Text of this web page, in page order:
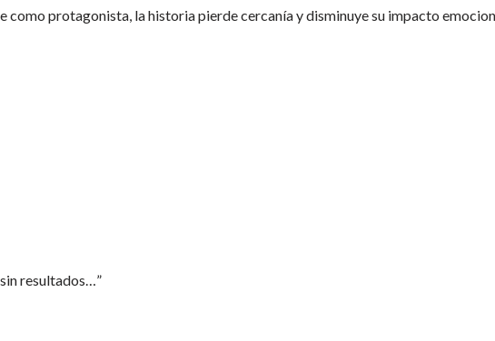
protagonista, la historia pierde cercanía y disminuye su impacto
resultados…”